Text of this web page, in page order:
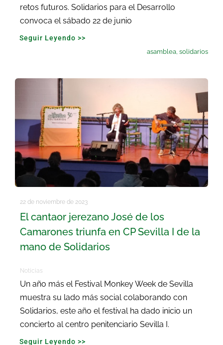
retos futuros. Solidarios para el Desarrollo
convoca el sábado 22 de junio
Seguir Leyendo >>
asamblea,solidarios
22 de noviembre de 2023
El cantaor jerezano José de los
Camarones triunfa en CP Sevilla I de la
mano de Solidarios
Noticias
Un año más el Festival Monkey Week de Sevilla
muestra su lado más social colaborando con
Solidarios, este año el festival ha dado inicio un
concierto al centro penitenciario Sevilla I.
Seguir Leyendo >>